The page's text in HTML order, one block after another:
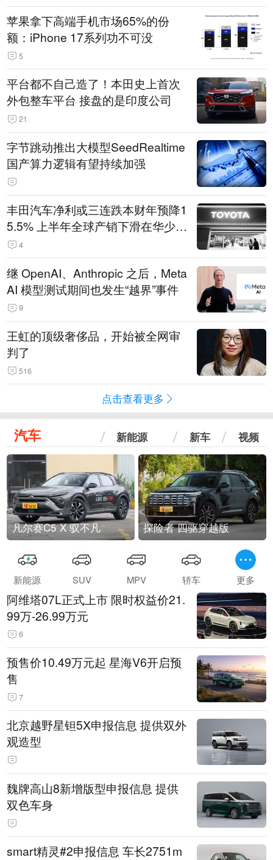
苹果拿下高端手机市场65%的份
额：iPhone 17系列功不可没
5
平台都不自己造了！本田史上首次
外包整车平台 接盘的是印度公司
21
字节跳动推出大模型SeedRealtime
国产算力逻辑有望持续加强
丰田汽车净利或三连跌本财年预降1
5.5% 上半年全球产销下滑在华少卖
14.3万辆
4
继 OpenAI、Anthropic 之后，Meta
AI 模型测试期间也发生“越界”事件
9
王虹的顶级奢侈品，开始被全网审
判了
516
点击查看更多
汽车 新能源 新车 视频
凡尔赛C5 X 驭不凡 探险者 四驱穿越版
新能源 SUV MPV 轿车 更多
阿维塔07L正式上市 限时权益价21.
99万-26.99万元
6
预售价10.49万元起 星海V6开启预
售
7
北京越野星钽5X申报信息 提供双外
观造型
魏牌高山8新增版型申报信息 提供
双色车身
smart精灵#2申报信息 车长2751m